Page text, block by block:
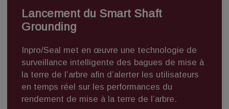
Lancement du Smart Shaft
Grounding
Inpro/Seal met en œuvre une technologie de
surveillance intelligente des bagues de mise à
la terre de l’arbre afin d’alerter les utilisateurs
en temps réel sur les performances du
rendement de mise à la terre de l’arbre.